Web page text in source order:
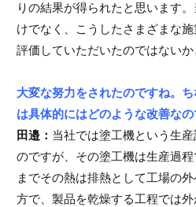
りの結果が得られたと思います
けでなく、こうしたさまざまな
評価していただいたのではないか
大変な努力をされたのですね。
は具体的にはどのような改善なの
田邉： 当社では塗工機という生
のですが、その塗工機は生産過
までその熱は排熱として工場の
方で、製品を乾燥する工程では